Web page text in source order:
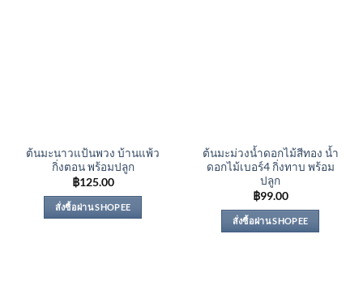
ต้นมะนาวแป้นพวง บ้านแพ้ว
กิ่งตอน พร้อมปลูก
฿125.00
สั่งซื้อผ่าน SHOPEE
ต้นมะม่วงน้ำดอกไม้สีทอง น้ำ
ดอกไม้เบอร์4 กิ่งทาบ พร้อม
ปลูก
฿99.00
สั่งซื้อผ่าน SHOPEE